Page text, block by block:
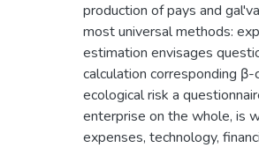
production of pays and
most universal methods:
estimation envisages
calculation corresponding
ecological risk a
enterprise on the whole, is
expenses, technology,